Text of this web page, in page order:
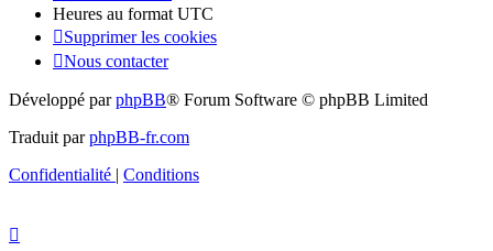
Heures au formatUTC
Supprimer les cookies
Nous contacter
Développé parphpBB® Forum Software © phpBB Limited
Traduit parphpBB-fr.com
Confidentialité
Conditions